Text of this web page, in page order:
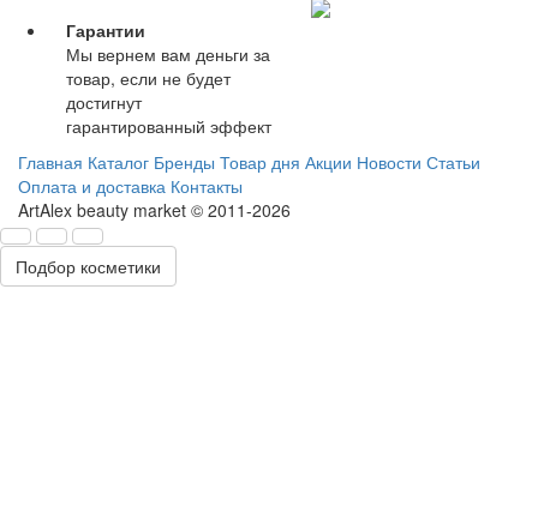
Гарантии
Мы вернем вам деньги за
товар, если не будет
достигнут
гарантированный эффект
Главная Каталог Бренды Товар дня Акции Новости Статьи
Оплата и доставка Контакты
ArtAlex beauty market © 2011-2026
Подбор косметики